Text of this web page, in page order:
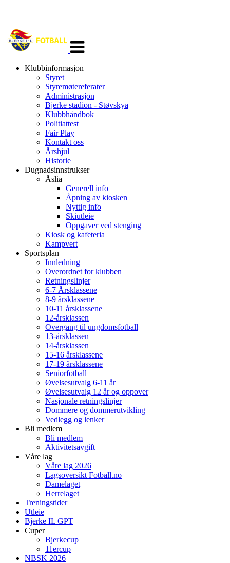
navigasjon
Klubbinformasjon
Styret
Styremøtereferater
Administrasjon
Bjerke stadion - Støvskya
Klubbhåndbok
Politiattest
Fair Play
Kontakt oss
Årshjul
Historie
Dugnadsinnstrukser
Åslia
Generell info
Åpning av kiosken
Nyttig info
Skiutleie
Oppgaver ved stenging
Kiosk og kafeteria
Kampvert
Sportsplan
Innledning
Overordnet for klubben
Retningslinjer
6-7 Årsklassene
8-9 årsklassene
10-11 årsklassene
12-årsklassen
Overgang til ungdomsfotball
13-årsklassen
14-årsklassen
15-16 årsklassene
17-19 årsklassene
Seniorfotball
Øvelsesutvalg 6-11 år
Øvelsesutvalg 12 år og oppover
Nasjonale retningslinjer
Dommere og dommerutvikling
Vedlegg og lenker
Bli medlem
Bli medlem
Aktivitetsavgift
Våre lag
Våre lag 2026
Lagsoversikt Fotball.no
Damelaget
Herrelaget
Treningstider
Utleie
Bjerke IL GPT
Cuper
Bjerkecup
11ercup
NBSK 2026